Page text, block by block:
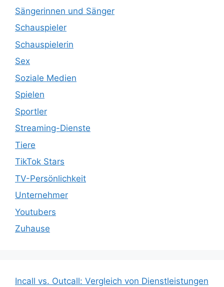
Sängerinnen und Sänger
Schauspieler
Schauspielerin
Sex
Soziale Medien
Spielen
Sportler
Streaming-Dienste
Tiere
TikTok Stars
TV-Persönlichkeit
Unternehmer
Youtubers
Zuhause
Incall vs. Outcall: Vergleich von Dienstleistungen